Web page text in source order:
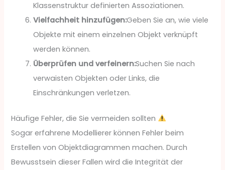
Klassenstruktur definierten Assoziationen.
Vielfachheit hinzufügen:Geben Sie an, wie viele
Objekte mit einem einzelnen Objekt verknüpft
werden können.
Überprüfen und verfeinern:Suchen Sie nach
verwaisten Objekten oder Links, die
Einschränkungen verletzen.
Häufige Fehler, die Sie vermeiden sollten
Sogar erfahrene Modellierer können Fehler beim
Erstellen von Objektdiagrammen machen. Durch
Bewusstsein dieser Fallen wird die Integrität der